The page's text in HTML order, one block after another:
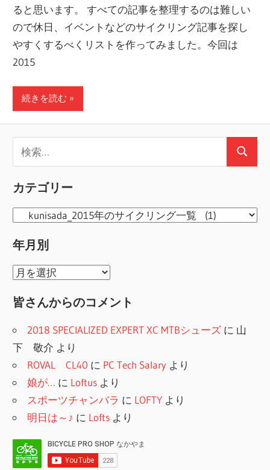
ると思います。 すべての記事を整理するのは難しい
ので休日、イベントなどのサイクリング記事を探し
やすくするべくリストを作ってみました。今回は
2015
続きを読む
検
カテゴリー
ゴ
リ
年月別
年
別
皆さんからのコメント
2018 SPECIALIZED EXPERT XC MTBシューズ に 山
下 敬介 より
ROVAL CL40 に PC Tech Salary より
娘が… に Loftus より
スポーツチャンバラ に LOFTY より
明日は～♪ に Lofts より